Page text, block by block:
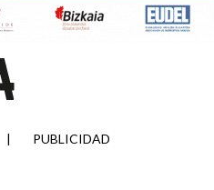
| PUBLICIDAD